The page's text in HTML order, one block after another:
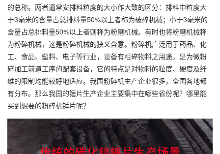
的总称。两者通常安排料粒度的大小作大致的区分：排料中粒度大
于3毫米的含量占总排料量50%以上者称为破碎机械；小于3毫米的
含量占总排料量50%以上者则称为粉磨机械。有时也将粉磨机械称
为粉碎机械，这是粉碎机械的狭义含意。粉碎机广泛用于药品、化
工、食品、塑料、电子等行业，设备有粗碎物料之用途，是为微粉
碎加工前道工序的配套设备，它的特点是对物料的粒度、硬度及纤
维的限制均能较好地适应。我国粉碎机生产企业很多，全国各地都
有分布。那么我国的锤片生产企业主要集中在哪些省份呢？哪里能
买到想要的粉碎机锤片呢？